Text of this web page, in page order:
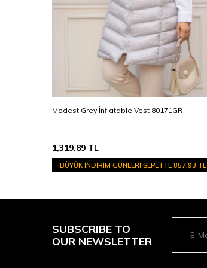
Modest Grey İnflatable Vest 80171GR
1,319.89 TL
BÜYÜK İNDİRİM GÜNLERİ SEPETTE 857.93 TL
SUBSCRIBE TO
OUR NEWSLETTER